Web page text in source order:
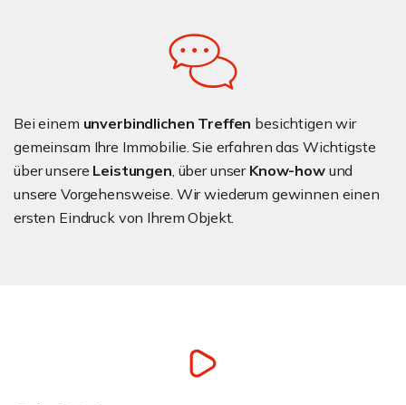
Bei einem unverbindlichen Treffen besichtigen wir
gemeinsam Ihre Immobilie. Sie erfahren das Wichtigste
über unsere Leistungen, über unser Know-howund
unsere Vorgehensweise. Wir wiederum gewinnen einen
ersten Eindruck von Ihrem Objekt.